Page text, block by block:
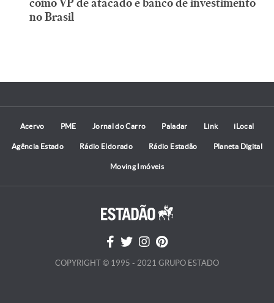
no Brasil
Acervo PME Jornal do Carro Paladar Link iLocal
Agência Estado Rádio Eldorado Rádio Estadão Planeta Digital
Moving Imóveis
COPYRIGHT © 1995 - 2021 GRUPO ESTADO